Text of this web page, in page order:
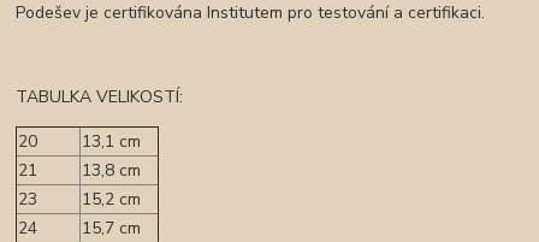
Podešev je certifikována Institutem pro testování a certifikaci.
TABULKA VELIKOSTÍ:
20
13,1 cm
21
13,8 cm
23
15,2 cm
24
15,7 cm